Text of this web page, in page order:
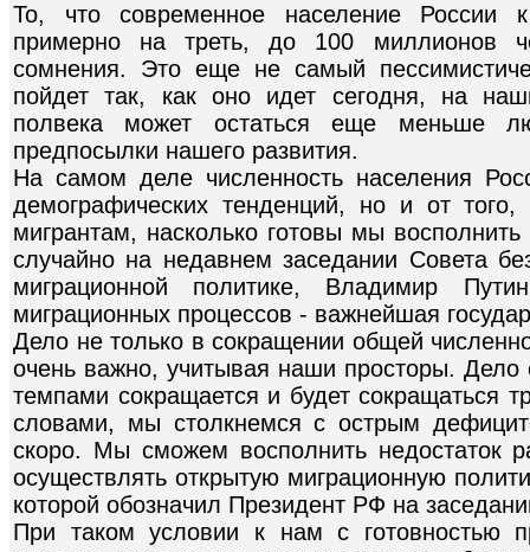
То, что современное население России
примерно на треть, до 100 миллионов
сомнения. Это еще не самый
пойдет так, как оно идет сегодня, на
полвека может остаться еще меньше
предпосылки нашего развития.
На самом деле численность населения
демографических тенденций, но и от
мигрантам, насколько готовы мы
случайно на недавнем заседании Совета
миграционной политике, Владимир
миграционных процессов - важнейшая
Дело не только в сокращении общей
очень важно, учитывая наши просторы.
темпами сокращается и будет сокращаться
словами, мы столкнемся с острым
скоро. Мы сможем восполнить недостаток
осуществлять открытую миграционную
которой обозначил Президент РФ на
При таком условии к нам с готовностью